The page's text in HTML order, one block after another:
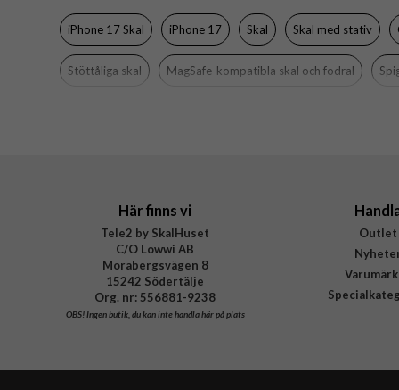
Varumärke
Tillverkarens art nr
iPhone 17 Skal iPhone 17 Skal Skal med stativ
Stöttåliga skal MagSafe-kompatibla skal och fodral
Här finns vi
Tele2 by SkalHuset
C/O Lowwi AB
Morabergsvägen 8
15242 Södertälje
Org. nr: 556881-9238
OBS!Ingen butik, du kan inte handla här på plats
Outlet